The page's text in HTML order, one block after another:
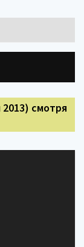
смотря